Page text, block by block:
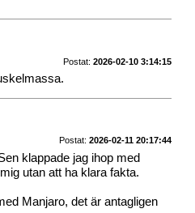
Postat: 2026-02-10 3:14:15
Postat: 2026-02-11 20:17:44
klappade jag ihop med
utan att ha klara fakta.
Manjaro, det är antagligen